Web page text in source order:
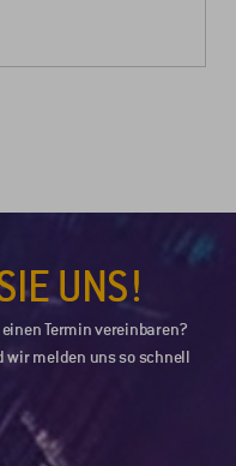
UNS!
Termin vereinbaren?
wir melden uns so schnell